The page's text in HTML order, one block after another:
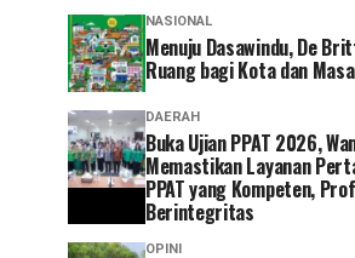
NASIONAL
Menuju Dasawindu, De
Ruang bagi Kota dan
DAERAH
Buka Ujian PPAT 2026,
Memastikan Layanan
PPAT yang Kompeten,
Berintegritas
OPINI